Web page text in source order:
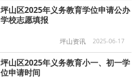
坪山区2025年义务教育学位申请公办
学校志愿填报
坪山资讯 2025-06-17
坪山区2025年义务教育小一、初一学
位申请时间